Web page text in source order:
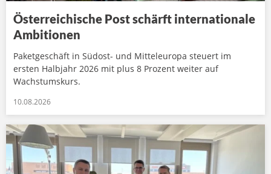
Österreichische Post schärft internationale
Ambitionen
Paketgeschäft in Südost- und Mitteleuropa steuert im
ersten Halbjahr 2026 mit plus 8 Prozent weiter auf
Wachstumskurs.
10.08.2026